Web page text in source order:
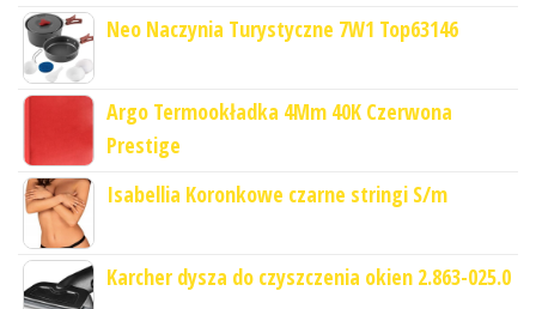
Neo Naczynia Turystyczne 7W1 Top63146
Argo Termookładka 4Mm 40K Czerwona
Prestige
Isabellia Koronkowe czarne stringi S/m
Karcher dysza do czyszczenia okien 2.863-025.0